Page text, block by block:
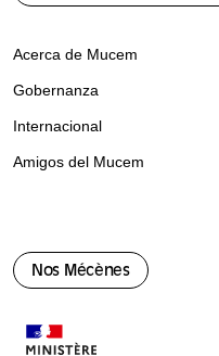
Nos Mécènes
Acerca de Mucem
Gobernanza
Internacional
Amigos del Mucem